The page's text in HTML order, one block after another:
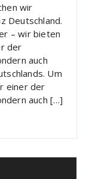
wir
Deutschland.
– wir bieten
der
auch
Um
einer der
auch […]